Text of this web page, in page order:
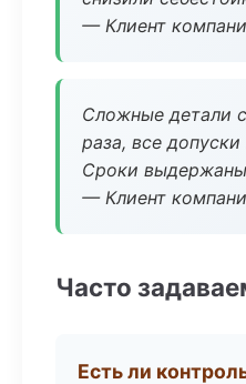
— Клиент
Сложные детали
раза, все
Сроки
— Клиент
Часто
Есть ли